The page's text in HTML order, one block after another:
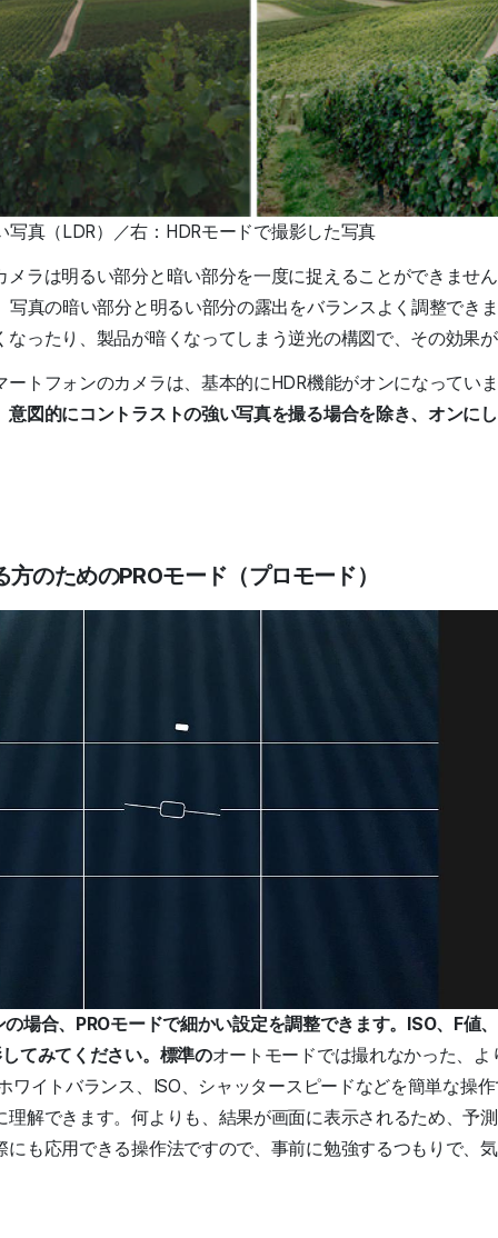
写真（LDR）／右：HDRモードで撮影した写真
メラは明るい部分と暗い部分を一度に捉えることができませ
写真の暗い部分と明るい部分の露出をバランスよく調整でき
なったり、製品が暗くなってしまう逆光の構図で、その効果
ートフォンのカメラは、基本的にHDR機能がオンになってい
意図的にコントラストの強い写真を撮る場合を除き、オンに
のためのPROモード（プロモード）
場合、PROモードで細かい設定を調整できます。ISO、F値
てみてください。標準のオートモードでは撮れなかった、
ワイトバランス、ISO、シャッタースピードなどを簡単な操
理解できます。何よりも、結果が画面に表示されるため、予
にも応用できる操作法ですので、事前に勉強するつもりで、